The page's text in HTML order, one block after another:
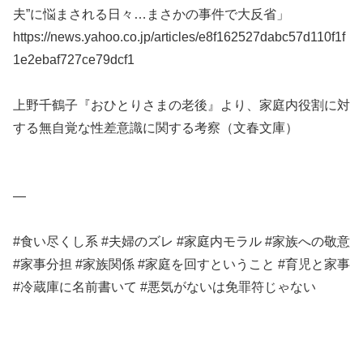
夫”に悩まされる日々…まさかの事件で大反省」
https://news.yahoo.co.jp/articles/e8f162527dabc57d110f1f
1e2ebaf727ce79dcf1
上野千鶴子『おひとりさまの老後』より、家庭内役割に対
する無自覚な性差意識に関する考察（文春文庫）
—
#食い尽くし系 #夫婦のズレ #家庭内モラル #家族への敬意
#家事分担 #家族関係 #家庭を回すということ #育児と家事
#冷蔵庫に名前書いて #悪気がないは免罪符じゃない